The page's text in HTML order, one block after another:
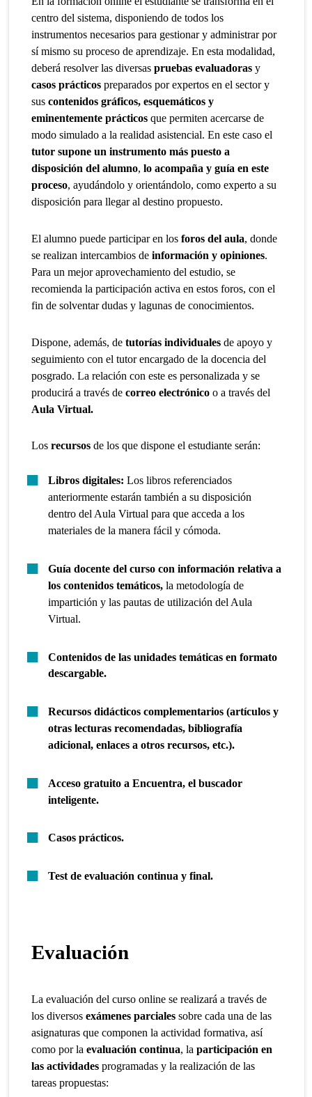
centro del sistema, disponiendo de todos los
instrumentos necesarios para gestionar y administrar por
sí mismo su proceso de aprendizaje. En esta modalidad,
deberá resolver las diversaspruebas evaluadoras y
casos prácticospreparados por expertos en el sector y
suscontenidos gráficos, esquemáticos y
eminentemente prácticos que permiten acercarse de
modo simulado a la realidad asistencial. En este caso el
tutor supone un instrumento más puesto a
disposición del alumno,lo acompaña y guía en este
proceso, ayudándolo y orientándolo, como experto a su
disposición para llegar al destino propuesto.
El alumno puede participar en losforos del aula, donde
se realizan intercambios deinformación y opiniones.
Para un mejor aprovechamiento del estudio, se
recomienda la participación activa en estos foros, con el
fin de solventar dudas y lagunas de conocimientos.
Dispone, además, detutorías individuales de apoyo y
seguimiento con el tutor encargado de la docencia del
posgrado. La relación con este es personalizada y se
producirá a través decorreo electrónico o a través del
Aula Virtual.
Losrecursos de los que dispone el estudiante serán:
Libros digitales:Los libros referenciados
anteriormente estarán también a su disposición
dentro del Aula Virtual para que acceda a los
materiales de la manera fácil y cómoda.
Guía docente del curso con información relativa a
los contenidos temáticos, la metodología de
impartición y las pautas de utilización del Aula
Virtual.
Contenidos de las unidades temáticas en formato
descargable.
Recursos didácticos complementarios (artículos y
otras lecturas recomendadas, bibliografía
adicional, enlaces a otros recursos, etc.).
Acceso gratuito a Encuentra, el buscador
inteligente.
Casos prácticos.
Test de evaluación continua y final.
Evaluación
La evaluación del curso online se realizará a través de
los diversosexámenes parciales sobre cada una de las
asignaturas que componen la actividad formativa, así
como por laevaluación continua, laparticipación en
las actividades programadas y la realización de las
tareas propuestas: